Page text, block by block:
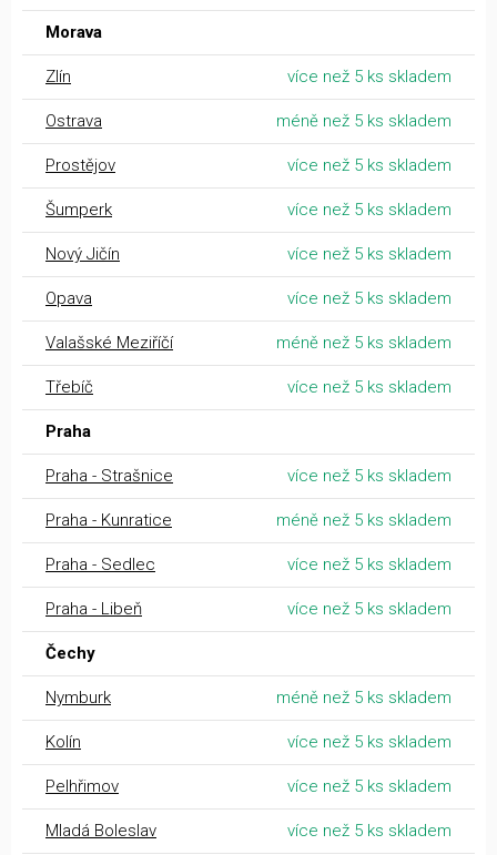
Morava
Zlín více než 5 ks skladem
Ostrava méně než 5 ks skladem
Prostějov více než 5 ks skladem
Šumperk více než 5 ks skladem
Nový Jičín více než 5 ks skladem
Opava více než 5 ks skladem
Valašské Meziříčí méně než 5 ks skladem
Třebíč více než 5 ks skladem
Praha
Praha - Strašnice více než 5 ks skladem
Praha - Kunratice méně než 5 ks skladem
Praha - Sedlec více než 5 ks skladem
Praha - Libeň více než 5 ks skladem
Čechy
Nymburk méně než 5 ks skladem
Kolín více než 5 ks skladem
Pelhřimov více než 5 ks skladem
Mladá Boleslav více než 5 ks skladem